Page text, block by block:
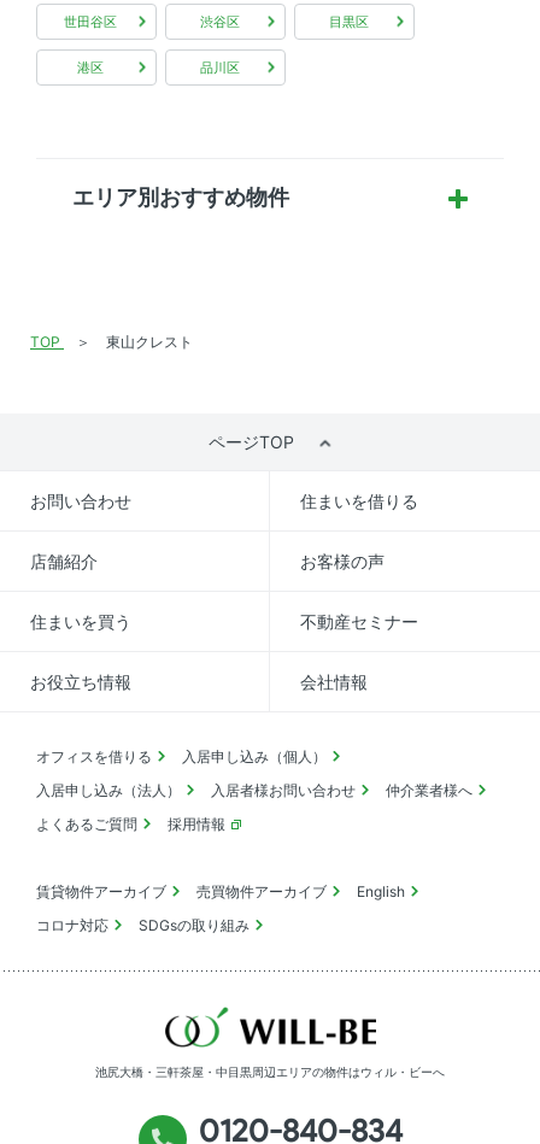
世田谷区 渋谷区 目黒区
港区 品川区
エリア別おすすめ物件
TOP 東山クレスト
ページTOP
お問い合わせ 住まいを借りる
店舗紹介 お客様の声
住まいを買う 不動産セミナー
お役立ち情報 会社情報
オフィスを借りる
入居申し込み（個人）
入居申し込み（法人）
入居者様お問い合わせ
仲介業者様へ
よくあるご質問
採用情報
賃貸物件アーカイブ 売買物件アーカイブ
English
コロナ対応
SDGsの取り組み
池尻大橋・三軒茶屋・中目黒周辺エリアの物件はウィル・ビーへ
0120-840-834